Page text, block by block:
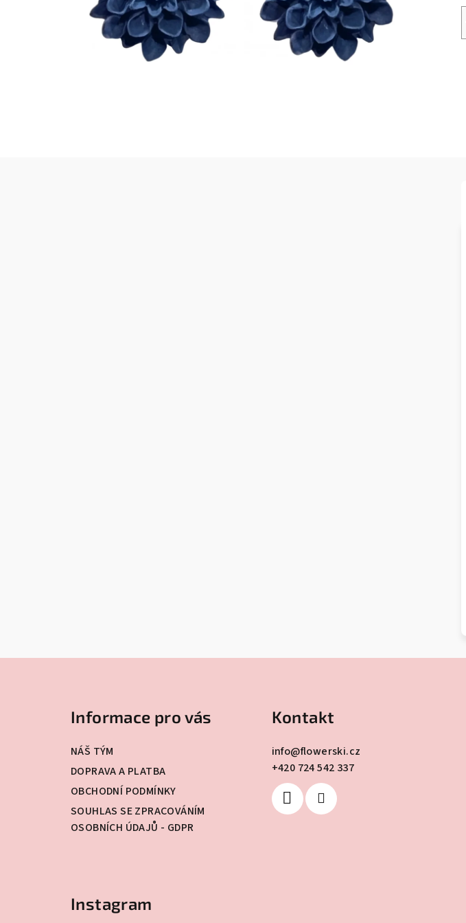
Informace pro vás
NÁŠ TÝM
DOPRAVA A PLATBA
OBCHODNÍ PODMÍNKY
SOUHLAS SE ZPRACOVÁNÍM
OSOBNÍCH ÚDAJŮ - GDPR
Kontakt
info@flowerski.cz
+420 724 542 337
Instagram